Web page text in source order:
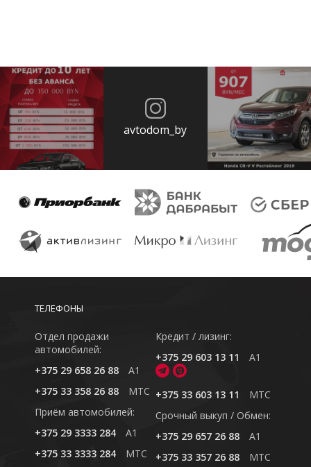
avtodom_by
ТЕЛЕФОНЫ
Отдел продажи
автомобилей:
+375 29 658 26 88
A1
+375 33 358 26 88
MTC
Приём автомобилей:
+375 29 3333 284
A1
+375 33 3333 284
MTC
Кредит / лизинг:
+375 29 603 13 11
A1
+375 33 603 13 11
MTC
Cрочный выкуп / Обмен:
+375 29 657 26 88
A1
+375 33 357 26 88
MTC